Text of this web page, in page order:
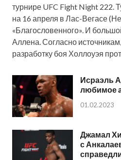
турнире UFC Fight Night 222.
на 16 апреля в Лас-Вегасе
«Благословенного». И
Аллена. Согласно
разработку боя Холлоуэя
Исраэль
любимое
01.02.2023
Джамал
с